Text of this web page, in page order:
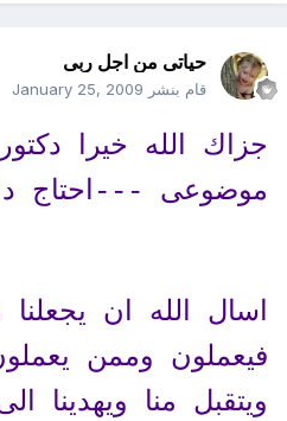
حياتى من اجل ربى
قام بنشر January 25, 2009
جزاك الله خيرا
موضوعى ---احتاج
اسال الله ان
فيعملون وممن
ويتقبل منا ويهدينا